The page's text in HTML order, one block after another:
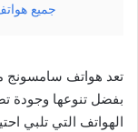
جميع
تعد هواتف سامسونج
بفضل تنوعها وجودة
الهواتف التي تلبي